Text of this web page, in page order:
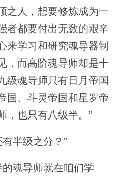
之人，想要修炼成为一
者都要付出无数的艰辛
来学习和研究魂导器制
，而高阶魂导师却是十
级魂导师只有日月帝国
国、斗灵帝国和星罗帝
，也只有八级半。”
半级之分？”
魂导师就在咱们学